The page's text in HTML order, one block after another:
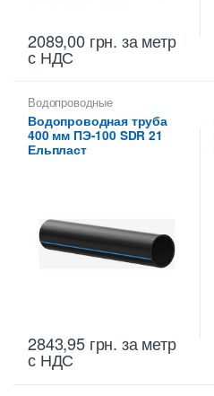
2089,00 грн. за метр
с НДС
Водопроводные
полиэтиленовые трубы ,
Труба водопроводная ПНД
400 мм
Водопроводная труба
400 мм ПЭ-100 SDR 21
Ельпласт
2843,95 грн. за метр
с НДС